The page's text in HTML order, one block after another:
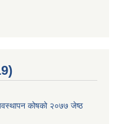
कोषको २०७७ जेष्ठ